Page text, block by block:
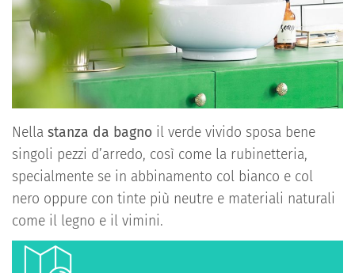
Nella stanza da bagno il verde vivido sposa bene
singoli pezzi d’arredo, così come la rubinetteria,
specialmente se in abbinamento col bianco e col
nero oppure con tinte più neutre e materiali naturali
come il legno e il vimini.